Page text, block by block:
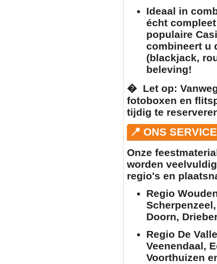
Ideaal in
écht
populaire
combineert u
(blackjack,
beleving!
� ️ Let op:
fotoboxen en
tijdig te
📍 ONS
Onze
worden
regio's en
Regio
Doorn,
Regio De
Veenendaal,
Voorthuizen